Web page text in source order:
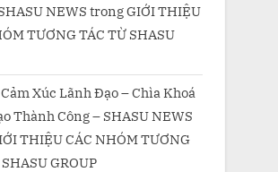
NEWStrongGIỚI THIỆU
TƯƠNG TÁC TỪ SHASU
Xúc Lãnh Đạo – Chìa Khoá
Thành Công – SHASU NEWS
THIỆU CÁC NHÓM TƯƠNG
GROUP